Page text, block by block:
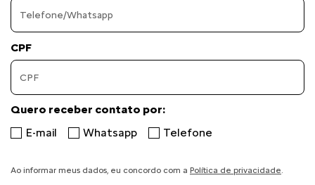
CPF
Quero receber contato por:
E-mail
Whatsapp Telefone
Ao informar meus dados, eu concordo com a Política de privacidade.